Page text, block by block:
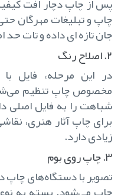
چاپ و تبلیغات مهرگان
جان تازه ای داده و تات
۲. اصلاح رنگ
در این مرحله، فایل
مخصوص چاپ تنظیم
شباهت را به فایل اصلی
برای چاپ آثار هنری،
زیادی دارد.
۳. چاپ روی بوم
تصویر با دستگاه‌های